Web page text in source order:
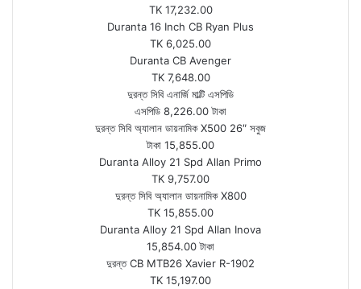
TK 17,232.00
Duranta 16 Inch CB Ryan Plus
TK 6,025.00
Duranta CB Avenger
TK 7,648.00
দুরন্ত সিবি এনার্জি মাল্টি এসপিডি
এসপিডি 8,226.00 টাকা
দুরন্ত সিবি অ্যালান ডায়নামিক X500 26″ সবুজ
টাকা 15,855.00
Duranta Alloy 21 Spd Allan Primo
TK 9,757.00
দুরন্ত সিবি অ্যালান ডায়নামিক X800
TK 15,855.00
Duranta Alloy 21 Spd Allan Inova
15,854.00 টাকা
দুরন্ত CB MTB26 Xavier R-1902
TK 15,197.00